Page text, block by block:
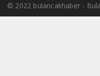
© 2022 bulancakhaber -